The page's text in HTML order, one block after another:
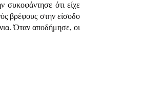
συκοφάντησε ότι είχε
βρέφους στην είσοδο
Όταν αποδήμησε, οι